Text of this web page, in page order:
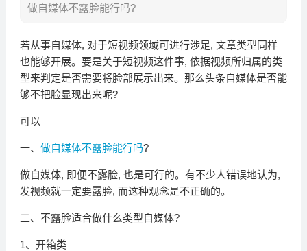
做自媒体不露脸能行吗?
若从事自媒体, 对于短视频领域可进行涉足, 文章类型同样
也能够开展。要是关于短视频这件事, 依据视频所归属的类
型来判定是否需要将脸部展示出来。那么头条自媒体是否能
够不把脸显现出来呢?
可以
一、 做自媒体不露脸能行吗?
做自媒体, 即便不露脸, 也是可行的。有不少人错误地认为,
发视频就一定要露脸, 而这种观念是不正确的。
二、不露脸适合做什么类型自媒体?
1、开箱类